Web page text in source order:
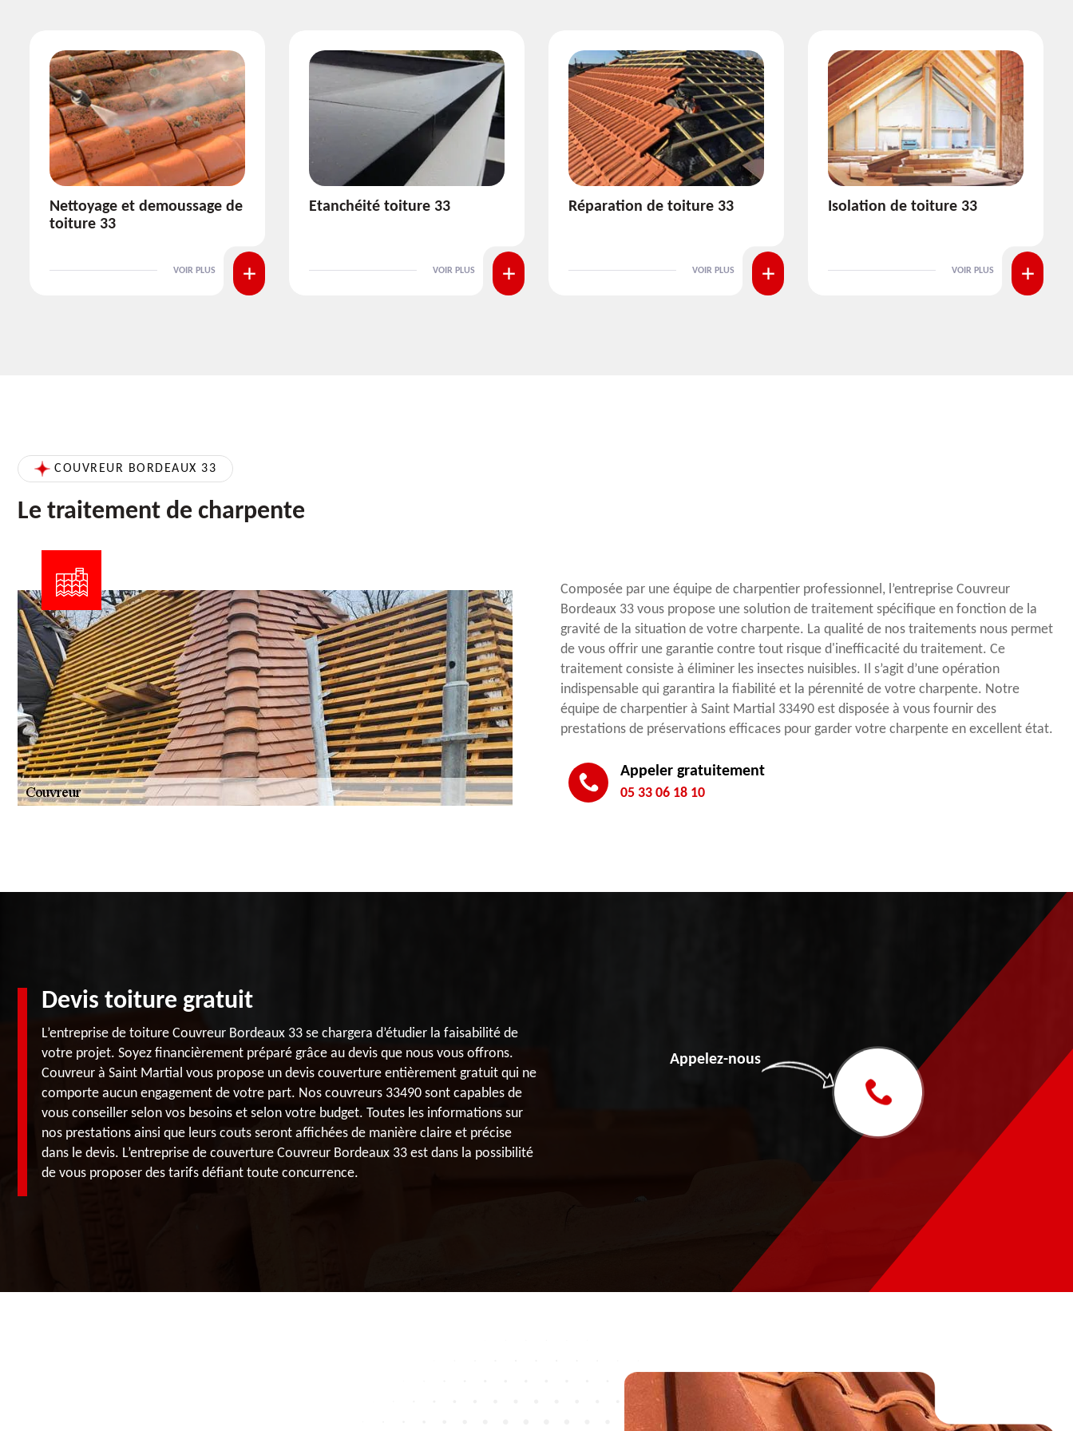
Etanchéité toiture 33
VOIR PLUS
Réparation de toiture 33
VOIR PLUS
Isolation de toiture 33
VOIR PLUS
Pose et nettoyage de
VOIR PLUS
COUVREUR BORDEAUX 33
Le traitement de charpente
Composée par une équipe de charpentier professionnel, l’entreprise Couvreur
Bordeaux 33 vous propose une solution de traitement spécifique en fonction de la
gravité de la situation de votre charpente. La qualité de nos traitements nous permet
de vous offrir une garantie contre tout risque d'inefficacité du traitement. Ce
traitement consiste à éliminer les insectes nuisibles. Il s’agit d’une opération
indispensable qui garantira la fiabilité et la pérennité de votre charpente. Notre
équipe de charpentier à Saint Martial 33490 est disposée à vous fournir des
prestations de préservations efficaces pour garder votre charpente en excellent état.
Appeler gratuitement
05 33 06 18 10
Devis toiture gratuit
L’entreprise de toiture Couvreur Bordeaux 33 se chargera d’étudier la faisabilité de
votre projet. Soyez financièrement préparé grâce au devis que nous vous offrons.
Couvreur à Saint Martial vous propose un devis couverture entièrement gratuit qui ne
comporte aucun engagement de votre part. Nos couvreurs 33490 sont capables de
vous conseiller selon vos besoins et selon votre budget. Toutes les informations sur
nos prestations ainsi que leurs couts seront affichées de manière claire et précise
dans le devis. L’entreprise de couverture Couvreur Bordeaux 33 est dans la possibilité
de vous proposer des tarifs défiant toute concurrence.
Appelez-nous